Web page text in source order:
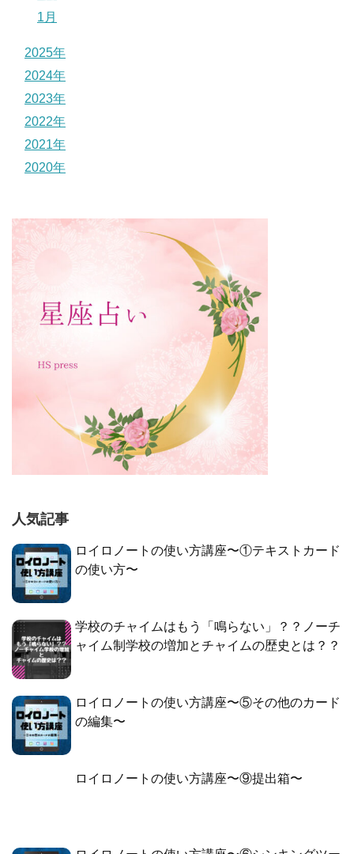
1月
2025年
2024年
2023年
2022年
2021年
2020年
人気記事
ロイロノートの使い方講座〜①テキストカード
の使い方〜
学校のチャイムはもう「鳴らない」？？ノーチ
ャイム制学校の増加とチャイムの歴史とは？？
ロイロノートの使い方講座〜⑤その他のカード
の編集〜
ロイロノートの使い方講座〜⑨提出箱〜